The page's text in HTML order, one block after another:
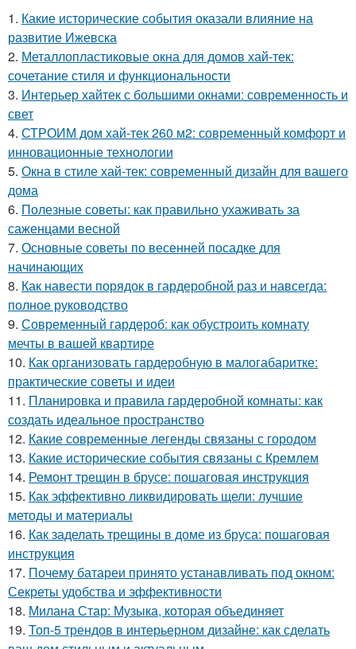
1. Какие исторические события оказали влияние на
развитие Ижевска
2. Металлопластиковые окна для домов хай-тек:
сочетание стиля и функциональности
3. Интерьер хайтек с большими окнами: современность и
свет
4. СТРОИМ дом хай-тек 260 м2: современный комфорт и
инновационные технологии
5. Окна в стиле хай-тек: современный дизайн для вашего
дома
6. Полезные советы: как правильно ухаживать за
саженцами весной
7. Основные советы по весенней посадке для
начинающих
8. Как навести порядок в гардеробной раз и навсегда:
полное руководство
9. Современный гардероб: как обустроить комнату
мечты в вашей квартире
10. Как организовать гардеробную в малогабаритке:
практические советы и идеи
11. Планировка и правила гардеробной комнаты: как
создать идеальное пространство
12. Какие современные легенды связаны с городом
13. Какие исторические события связаны с Кремлем
14. Ремонт трещин в брусе: пошаговая инструкция
15. Как эффективно ликвидировать щели: лучшие
методы и материалы
16. Как заделать трещины в доме из бруса: пошаговая
инструкция
17. Почему батареи принято устанавливать под окном:
Секреты удобства и эффективности
18. Милана Стар: Музыка, которая объединяет
19. Топ-5 трендов в интерьерном дизайне: как сделать